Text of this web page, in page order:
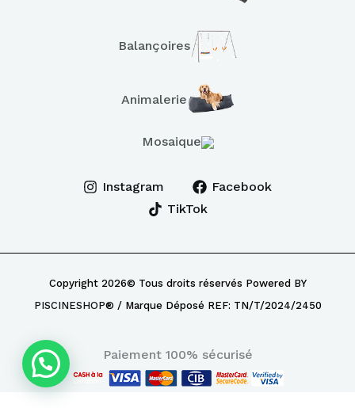
Balançoires
Animalerie
Mosaique
Instagram
Facebook
TikTok
Copyright 2026© Tous droits réservés Powered BY
PISCINESHOP® / Marque Déposé REF: TN/T/2024/2450
Paiement 100% sécurisé